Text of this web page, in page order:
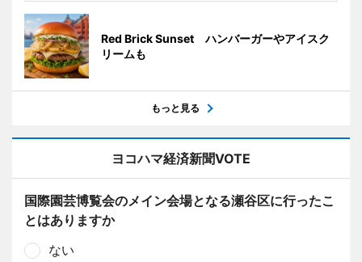
Red Brick Sunset ハンバーガーやアイスク
リームも
もっと見る
ヨコハマ経済新聞VOTE
国際園芸博覧会のメイン会場となる瀬谷区に行ったこ
とはありますか
ない